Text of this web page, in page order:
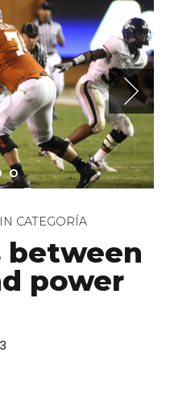
CATEGORÍA
between
power
3